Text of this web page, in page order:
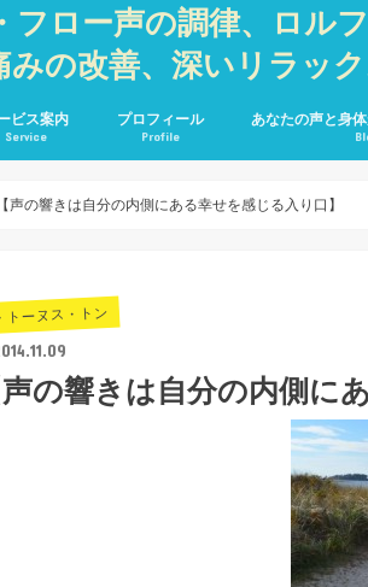
フロー声の調律、ロル
みの改善、深いリラッ
ビス案内
Service
プロフィール
Profile
あなたの声と身
【声の響きは自分の内側にある幸せを感じる入り口】
トーヌス・トン
声の響きは自分の内側に